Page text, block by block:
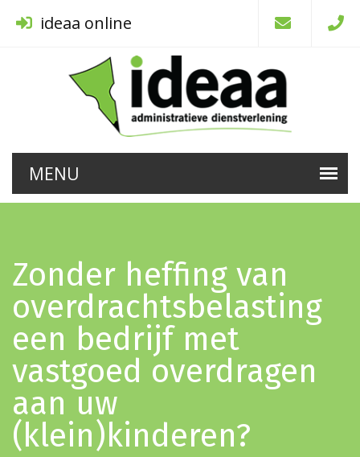
ideaa online
Zonder heffing van
overdrachtsbelasting
een bedrijf met
vastgoed overdragen
aan uw
(klein)kinderen?